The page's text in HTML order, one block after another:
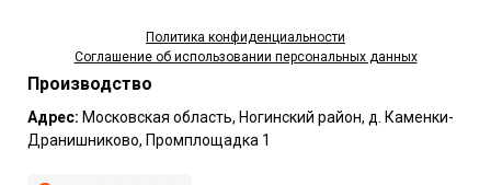
Политика конфиденциальности
Соглашение об использовании персональных данных
Производство
Адрес: Московская область, Ногинский район, д. Каменки-
Дранишниково, Промплощадка 1